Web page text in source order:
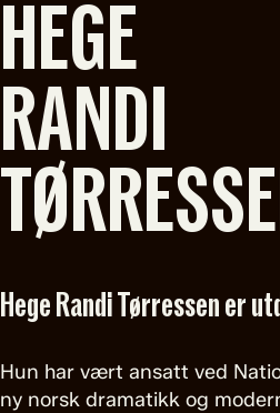
HEGE
RANDI
Hege Randi Tørressen er
Hun har vært ansatt ved
ny norsk dramatikk og